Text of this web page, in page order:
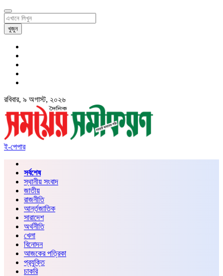
খুজুন
রবিবার, ৯ অগাস্ট, ২০২৬
ই-পেপার
সর্বশেষ
স্থানীয় সংবাদ
জাতীয়
রাজনীতি
আর্ন্তজাতিক
সারাদেশ
অর্থনীতি
খেলা
বিনোদন
আজকের পত্রিকা
প্রযুক্তি
চাকরি